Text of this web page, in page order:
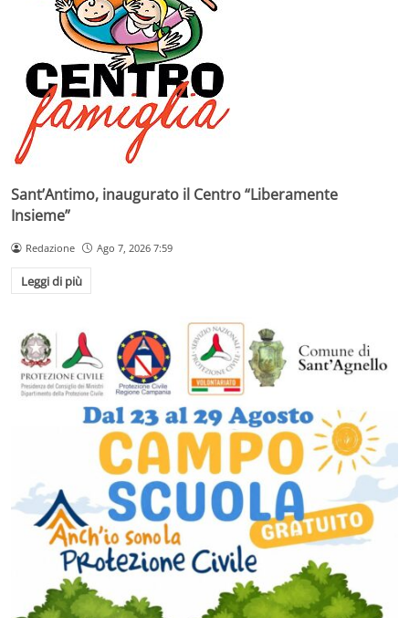
Sant’Antimo, inaugurato il Centro “Liberamente
Insieme”
Redazione Ago 7, 2026 7:59
Leggi di più